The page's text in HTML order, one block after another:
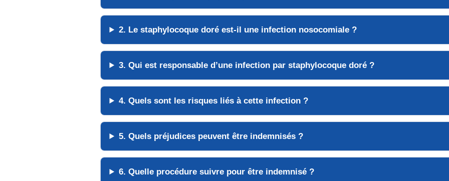
2. Le staphylocoque doré est-il une infection nosocomiale?
3. Qui est responsabled’une infection par staphylocoque doré ?
4. Quels sont les risquesliés à cette infection ?
5. Quels préjudicespeuvent être indemnisés ?
6. Quelle procéduresuivre pour être indemnisé ?